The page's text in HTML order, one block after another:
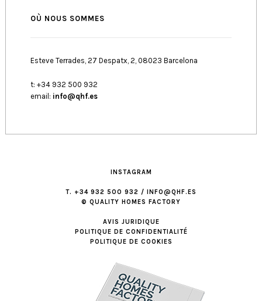
OÙ NOUS SOMMES
Esteve Terrades, 27 Despatx, 2, 08023 Barcelona
t: +34 932 500 932
email: info@qhf.es
INSTAGRAM
T. +34 932 500 932 / INFO@QHF.ES
© QUALITY HOMES FACTORY
AVIS JURIDIQUE
POLITIQUE DE CONFIDENTIALITÉ
POLITIQUE DE COOKIES